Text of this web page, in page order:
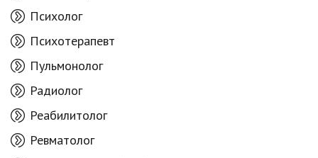
Психолог
Психотерапевт
Пульмонолог
Радиолог
Реабилитолог
Ревматолог